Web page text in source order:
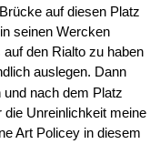
auf diesen Platz
seinen Wercken
den Rialto zu haben
auslegen. Dann
und nach dem Platz
die Unreinlichkeit meine
Art Policey in diesem